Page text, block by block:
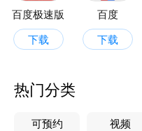
百度极速版
下载
百度
下载
热门分类
可预约 视频